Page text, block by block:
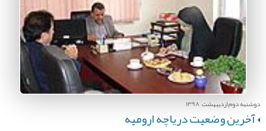
دوشنبه دوم اردیبهشت 1398
آخرین وضعیت دریاچه ارومیه